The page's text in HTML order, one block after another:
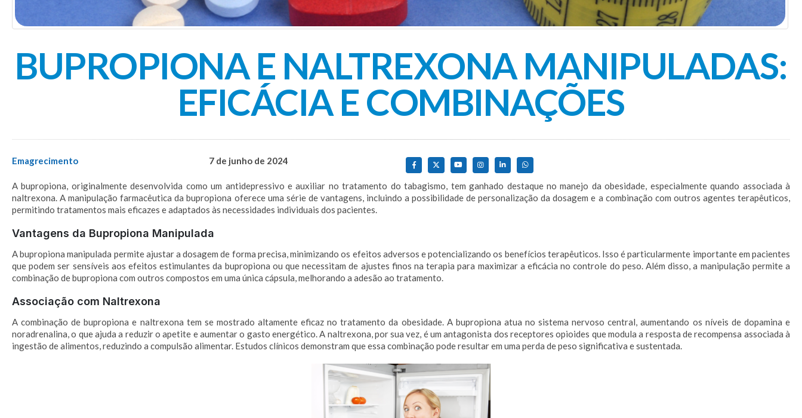
BUPROPIONA E NALTREXONA MANIPULADAS:
EFICÁCIA E COMBINAÇÕES
Emagrecimento 7 de junho de 2024
A bupropiona, originalmente desenvolvida como um antidepressivo e auxiliar no tratamento do tabagismo, tem ganhado destaque no manejo da obesidade, especialmente quando associada à
naltrexona. A manipulação farmacêutica da bupropiona oferece uma série de vantagens, incluindo a possibilidade de personalização da dosagem e a combinação com outros agentes terapêuticos,
permitindo tratamentos mais eficazes e adaptados às necessidades individuais dos pacientes.
Vantagens da Bupropiona Manipulada
A bupropiona manipulada permite ajustar a dosagem de forma precisa, minimizando os efeitos adversos e potencializando os benefícios terapêuticos. Isso é particularmente importante em pacientes
que podem ser sensíveis aos efeitos estimulantes da bupropiona ou que necessitam de ajustes finos na terapia para maximizar a eficácia no controle do peso. Além disso, a manipulação permite a
combinação de bupropiona com outros compostos em uma única cápsula, melhorando a adesão ao tratamento.
Associação com Naltrexona
A combinação de bupropiona e naltrexona tem se mostrado altamente eficaz no tratamento da obesidade. A bupropiona atua no sistema nervoso central, aumentando os níveis de dopamina e
noradrenalina, o que ajuda a reduzir o apetite e aumentar o gasto energético. A naltrexona, por sua vez, é um antagonista dos receptores opioides que modula a resposta de recompensa associada à
ingestão de alimentos, reduzindo a compulsão alimentar. Estudos clínicos demonstram que essa combinação pode resultar em uma perda de peso significativa e sustentada.